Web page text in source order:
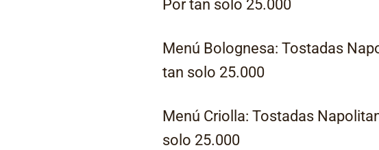
Por tan solo 25.000
Menú Bolognesa: Tostadas
tan solo 25.000
Menú Criolla: Tostadas
solo 25.000